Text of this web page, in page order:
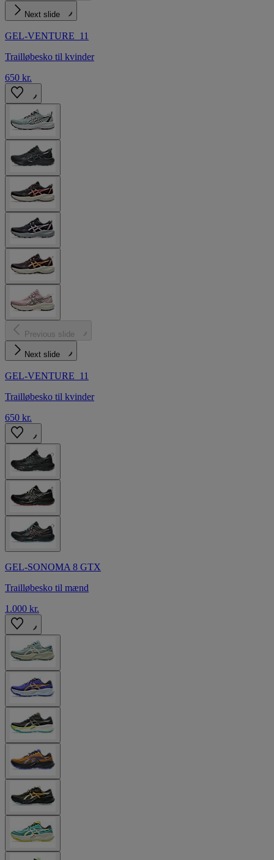
Next slide
GEL-VENTURE 11
Trailløbesko til kvinder
650 kr.
Previous slide
Next slide
GEL-VENTURE 11
Trailløbesko til kvinder
650 kr.
GEL-SONOMA 8 GTX
Trailløbesko til mænd
1.000 kr.